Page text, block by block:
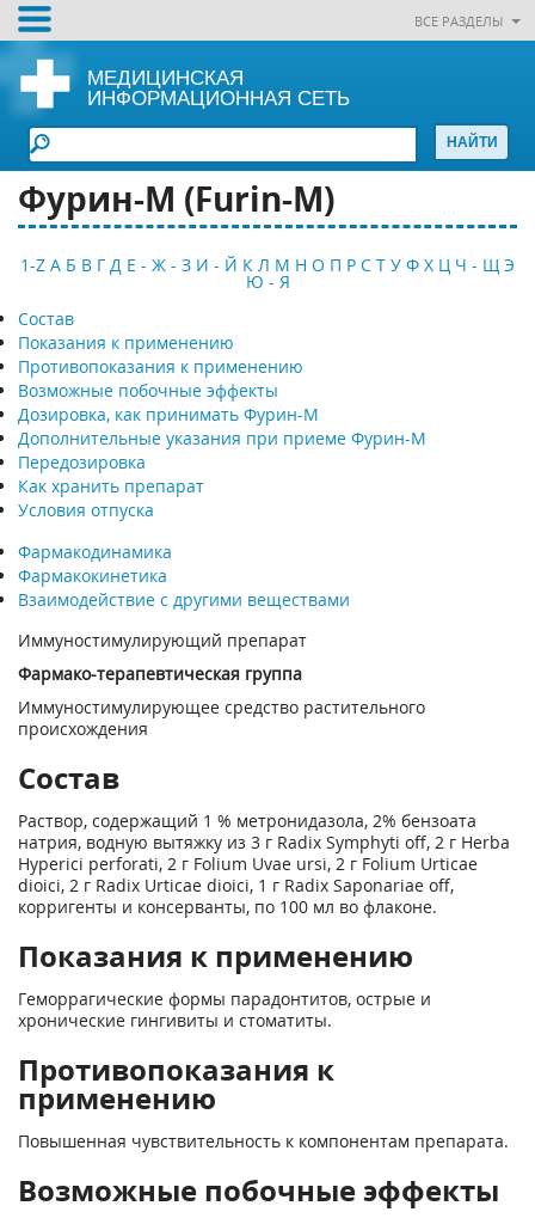
ВСЕ РАЗДЕЛЫ
МЕДИЦИНСКАЯ
ИНФОРМАЦИОННАЯ СЕТЬ
Фурин-М (Furin-M)
1-Z А Б В Г Д Е - Ж - З И - Й К Л М Н О П Р С Т У Ф Х Ц Ч - Щ Э
Ю - Я
Состав
Показания к применению
Противопоказания к применению
Возможные побочные эффекты
Дозировка, как принимать Фурин-М
Дополнительные указания при приеме Фурин-М
Передозировка
Как хранить препарат
Условия отпуска
Фармакодинамика
Фармакокинетика
Взаимодействие с другими веществами
Иммуностимулирующий препарат
Фармако-терапевтическая группа
Иммуностимулирующее средство растительного
происхождения
Состав
Раствор, содержащий 1 % метронидазола, 2% бензоата
натрия, водную вытяжку из 3 г Radix Symphyti off, 2 г Herba
Hyperici perforati, 2 г Folium Uvae ursi, 2 г Folium Urticae
dioici, 2 г Radix Urticae dioici, 1 г Radix Saponariae off,
корригенты и консерванты, по 100 мл во флаконе.
Показания к применению
Геморрагические формы парадонтитов, острые и
хронические гингивиты и стоматиты.
Противопоказания к
применению
Повышенная чувствительность к компонентам препарата.
Возможные побочные эффекты